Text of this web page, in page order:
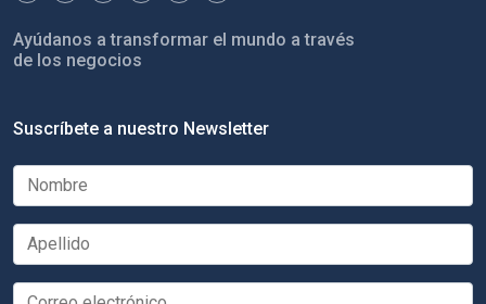
Ayúdanos a transformar el mundo a través
de los negocios
Suscríbete a nuestro Newsletter